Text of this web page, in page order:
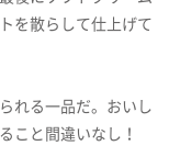
を散らして仕上げて
れる一品だ。おいし
こと間違いなし！